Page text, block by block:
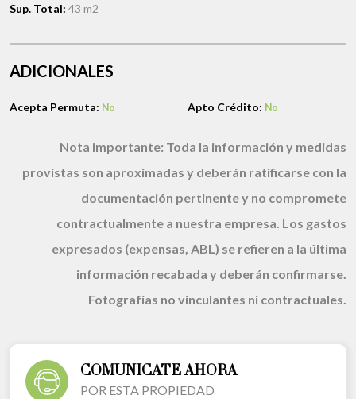
Sup. Total: 43 m2
ADICIONALES
Acepta Permuta: No Apto Crédito: No
Nota importante: Toda la información y medidas
provistas son aproximadas y deberán ratificarse con la
documentación pertinente y no compromete
contractualmente a nuestra empresa. Los gastos
expresados (expensas, ABL) se refieren a la última
información recabada y deberán confirmarse.
Fotografías no vinculantes ni contractuales.
COMUNICATE AHORA
POR ESTA PROPIEDAD